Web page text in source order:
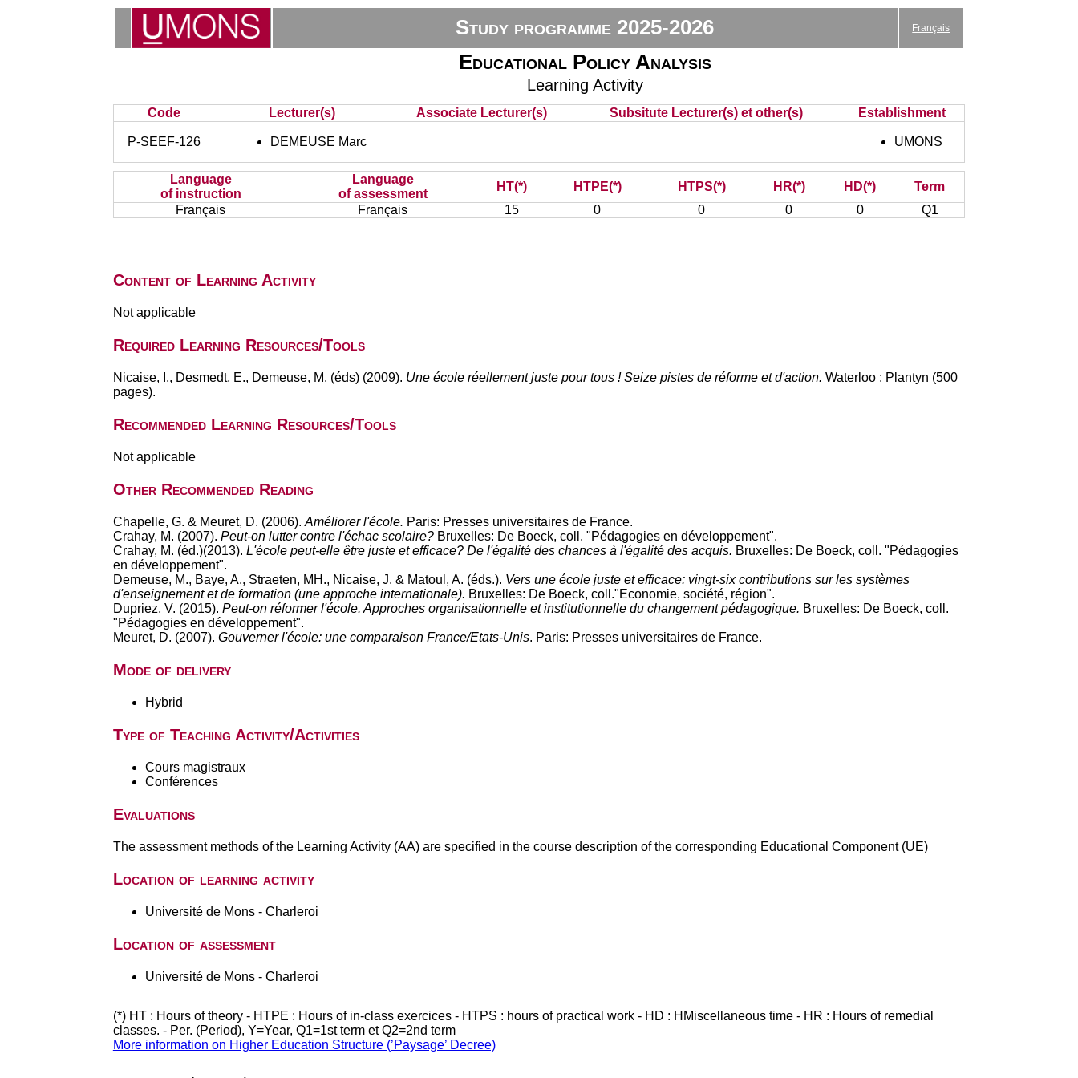
Study programme 2025-2026 Français
Educational Policy Analysis
Learning Activity
Code Lecturer(s) Associate Lecturer(s) Subsitute Lecturer(s) et other(s) Establishment
P-SEEF-126 DEMEUSE Marc UMONS
Language
of instruction
Language
of assessment
HT(*) HTPE(*) HTPS(*) HR(*) HD(*)
Term
Français
Français 15 0 0 0 0 Q1
Content of Learning Activity
Not applicable
Required Learning Resources/Tools
Nicaise, I., Desmedt, E., Demeuse, M. (éds) (2009). Une école réellement juste pour tous ! Seize pistes de réforme et d'action. Waterloo : Plantyn (500
pages).
Recommended Learning Resources/Tools
Not applicable
Other Recommended Reading
Chapelle, G. & Meuret, D. (2006). Améliorer l'école. Paris: Presses universitaires de France.
Crahay, M. (2007). Peut-on lutter contre l'échac scolaire? Bruxelles: De Boeck, coll. "Pédagogies en développement".
Crahay, M. (éd.)(2013). L'école peut-elle être juste et efficace? De l'égalité des chances à l'égalité des acquis. Bruxelles: De Boeck, coll. "Pédagogies
en développement".
Demeuse, M., Baye, A., Straeten, MH., Nicaise, J. & Matoul, A. (éds.). Vers une école juste et efficace: vingt-six contributions sur les systèmes
d'enseignement et de formation (une approche internationale). Bruxelles: De Boeck, coll."Economie, société, région".
Dupriez, V. (2015). Peut-on réformer l'école. Approches organisationnelle et institutionnelle du changement pédagogique. Bruxelles: De Boeck, coll.
"Pédagogies en développement".
Meuret, D. (2007). Gouverner l'école: une comparaison France/Etats-Unis. Paris: Presses universitaires de France.
Mode of delivery
Hybrid
Type of Teaching Activity/Activities
Cours magistraux
Conférences
Evaluations
The assessment methods of the Learning Activity (AA) are specified in the course description of the corresponding Educational Component (UE)
Location of learning activity
Université de Mons - Charleroi
Location of assessment
Université de Mons - Charleroi
(*) HT : Hours of theory - HTPE : Hours of in-class exercices - HTPS : hours of practical work - HD : HMiscellaneous time - HR : Hours of remedial
classes. - Per. (Period), Y=Year, Q1=1st term et Q2=2nd term
More information on Higher Education Structure (’Paysage’ Decree)